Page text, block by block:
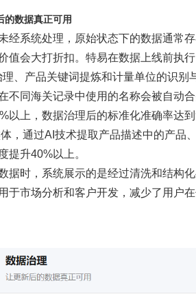
的数据真正可用
经系统处理，原始状态下的数据通常
值会大打折扣。特易在数据上线前执
理、产品关键词提炼和计量单位的识别
不同海关记录中使用的名称会被自动
以上，数据治理后的标准化准确率达
，通过AI技术提取产品描述中的产品
提升40%以上。
据时，系统展示的是经过清洗和结构
于市场分析和客户开发，减少了用户